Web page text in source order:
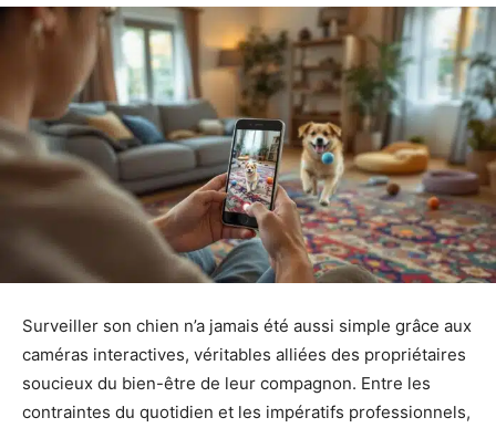
Surveiller son chien n’a jamais été aussi simple grâce aux
caméras interactives, véritables alliées des propriétaires
soucieux du bien-être de leur compagnon. Entre les
contraintes du quotidien et les impératifs professionnels,